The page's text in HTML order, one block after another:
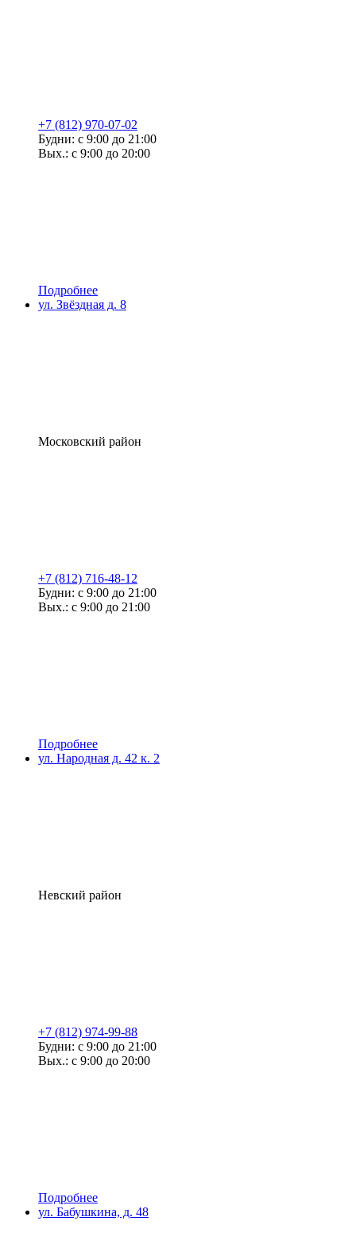
+7 (812) 970-07-02
Будни: с 9:00 до 21:00
Вых.: с 9:00 до 20:00
Подробнее
ул. Звёздная д. 8
Московский район
+7 (812) 716-48-12
Будни: с 9:00 до 21:00
Вых.: с 9:00 до 21:00
Подробнее
ул. Народная д. 42 к. 2
Невский район
+7 (812) 974-99-88
Будни: с 9:00 до 21:00
Вых.: с 9:00 до 20:00
Подробнее
ул. Бабушкина, д. 48